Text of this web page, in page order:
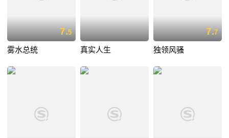
7.5
雾水总统 真实人生
7.7
独领风骚